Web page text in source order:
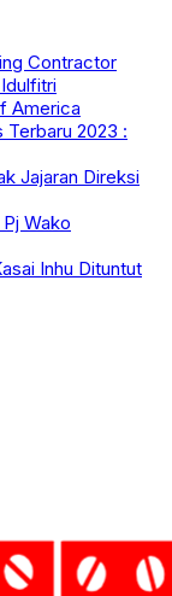
Contractor
America
Terbaru 2023 :
Jajaran Direksi
Wako
Inhu Dituntut